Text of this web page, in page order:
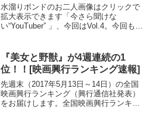
水溜りボンドのお二人画像はクリックで
拡大表示できます「今さら聞けな
い“YouTuber” 」、今回はVol.4。今回も人
は「YouTubeにおける企画力」につ...
『美女と野獣』が4週連続の1
位！！[映画興行ランキング速報]
先週末（2017年5月13日～14日）の全国
映画興行ランキング（興行通信社発表）
をお届けします。全国映画興行ランキン